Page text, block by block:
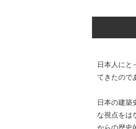
日本人にと
てきたので
日本の建築
な視点をは